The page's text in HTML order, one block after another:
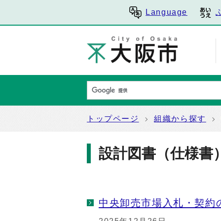
Language
トップページ 組織から探す
設計図書（仕様書
中央卸売市場入札・契約